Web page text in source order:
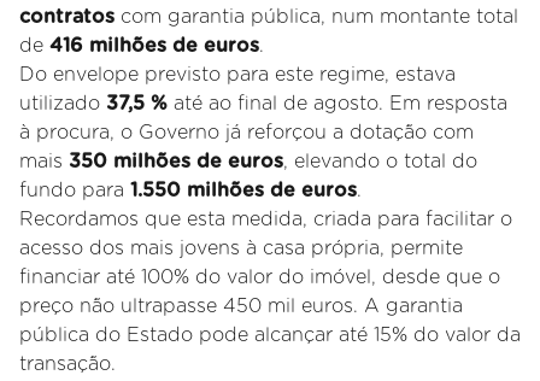
contratos com garantia pública, num montante total
de 416 milhões de euros.
Do envelope previsto para este regime, estava
utilizado 37,5 % até ao final de agosto. Em resposta
à procura, o Governo já reforçou a dotação com
mais 350 milhões de euros, elevando o total do
fundo para 1.550 milhões de euros.
Recordamos que esta medida, criada para facilitar o
acesso dos mais jovens à casa própria, permite
financiar até 100% do valor do imóvel, desde que o
preço não ultrapasse 450 mil euros. A garantia
pública do Estado pode alcançar até 15% do valor da
transação.